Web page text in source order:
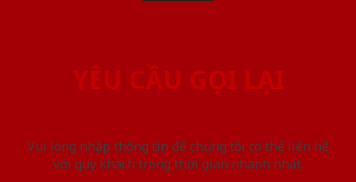
YÊU CẦU GỌI LẠI
Vui lòng nhập thông tin để chúng tôi có thể liên hệ
với quý khách trong thời gian nhanh nhất.